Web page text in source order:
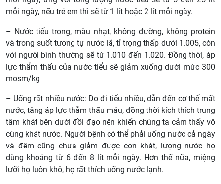
mỗi ngày, nếu trẻ em thì sẽ từ 1 lít hoặc 2 lít mỗi ngày.
– Nước tiểu trong, màu nhạt, không đường, không protein
và trong suốt tương tự nước lã, tỉ trọng thấp dưới 1.005, còn
với người bình thường sẽ từ 1.010 đến 1.020. Đồng thời, áp
lực thẩm thấu của nước tiểu sẽ giảm xuống dưới mức 300
mosm/kg
– Uống rất nhiều nước: Do đi tiểu nhiều, dẫn đến cơ thể mất
nước, tăng áp lực thẫm thấu máu, đồng thời kích thích trung
tâm khát bên dưới đồi đạo nên khiến chúng ta cảm thấy vô
cùng khát nước. Người bệnh có thể phải uống nước cả ngày
và đêm cũng chưa giảm được cơn khát, lượng nước họ
dùng khoảng từ 6 đến 8 lít mỗi ngày. Hơn thế nữa, miệng
lưỡi họ luôn khô, họ rất thích uống nước lạnh.